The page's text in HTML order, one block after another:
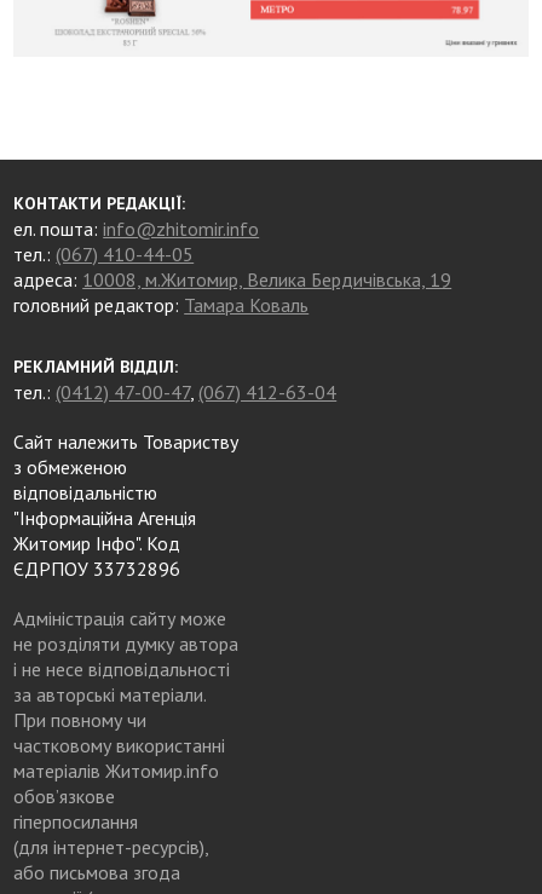
КОНТАКТИ РЕДАКЦІЇ:
ел. пошта:info@zhitomir.info
тел.: (067) 410-44-05
адреса: 10008, м.Житомир, Велика Бердичівська, 19
головний редактор: Тамара Коваль
РЕКЛАМНИЙ ВІДДІЛ:
тел.: (0412) 47-00-47, (067) 412-63-04
Сайт належить Товариству
з обмеженою
відповідальністю
"Інформаційна Агенція
Житомир Інфо". Код
ЄДРПОУ 33732896
Адміністрація сайту може
не розділяти думку автора
і не несе відповідальності
за авторські матеріали.
При повному чи
частковому використанні
матеріалів Житомир.info
обов’язкове
гіперпосилання
(для інтернет-ресурсів),
або письмова згода